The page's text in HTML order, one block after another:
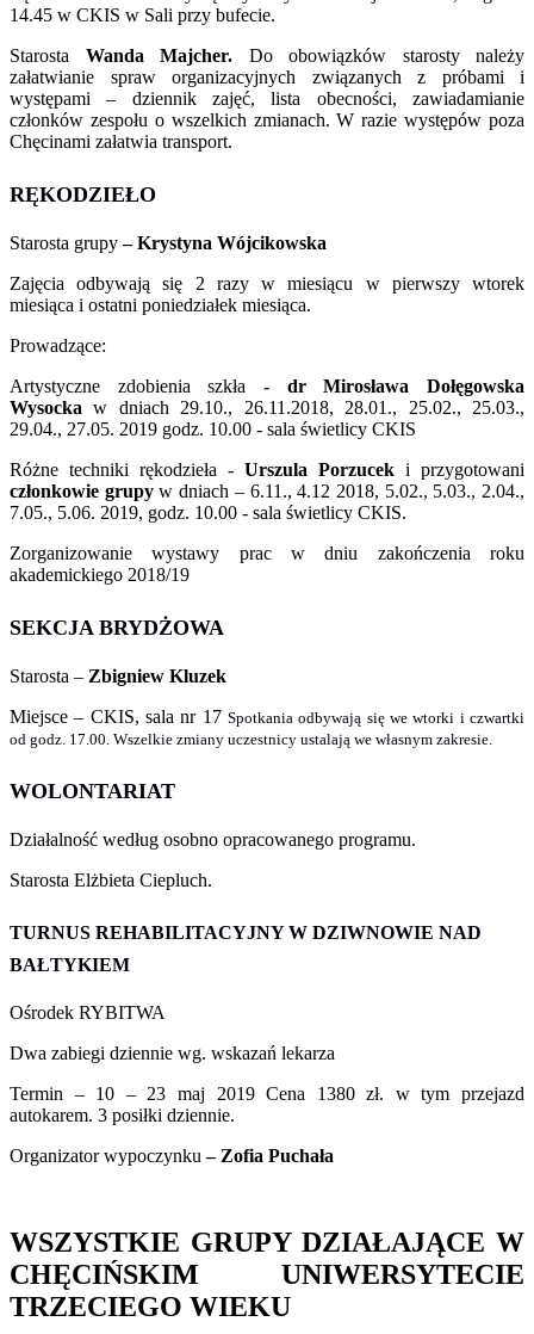
14.45 w CKIS w Sali przy bufecie.
Starosta Wanda Majcher. Do obowiązków starosty należy
załatwianie spraw organizacyjnych związanych z próbami i
występami – dziennik zajęć, lista obecności, zawiadamianie
członków zespołu o wszelkich zmianach. W razie występów poza
Chęcinami załatwia transport.
RĘKODZIEŁO
Starosta grupy– Krystyna Wójcikowska
Zajęcia odbywają się 2 razy w miesiącu w pierwszy wtorek
miesiąca i ostatni poniedziałek miesiąca.
Prowadzące:
Artystyczne zdobienia szkła - dr Mirosława Dołęgowska
Wysocka w dniach 29.10., 26.11.2018, 28.01., 25.02., 25.03.,
29.04., 27.05. 2019 godz. 10.00 - sala świetlicy CKIS
Różne techniki rękodzieła - Urszula Porzucek i przygotowani
członkowie grupyw dniach – 6.11., 4.12 2018, 5.02., 5.03., 2.04.,
7.05., 5.06. 2019, godz. 10.00 - sala świetlicy CKIS.
Zorganizowanie wystawy prac w dniu zakończenia roku
akademickiego 2018/19
SEKCJA BRYDŻOWA
Starosta – Zbigniew Kluzek
Miejsce – CKIS, sala nr 17 Spotkania odbywają się we wtorki i czwartki
od godz. 17.00. Wszelkie zmiany uczestnicy ustalają we własnym zakresie.
WOLONTARIAT
Działalność według osobno opracowanego programu.
Starosta Elżbieta Ciepluch.
TURNUS REHABILITACYJNY W DZIWNOWIE NAD
BAŁTYKIEM
Ośrodek RYBITWA
Dwa zabiegi dziennie wg. wskazań lekarza
Termin – 10 – 23 maj 2019 Cena 1380 zł. w tym przejazd
autokarem. 3 posiłki dziennie.
Organizator wypoczynku– Zofia Puchała
WSZYSTKIE GRUPY DZIAŁAJĄCE W
CHĘCIŃSKIM UNIWERSYTECIE
TRZECIEGO WIEKU